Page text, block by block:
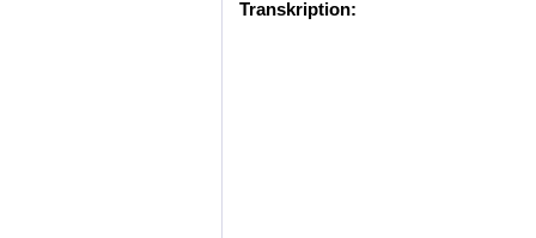
Transkription: